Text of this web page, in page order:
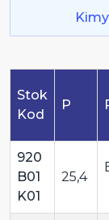
Stok
Kod
P
920
B01
K01
25,4